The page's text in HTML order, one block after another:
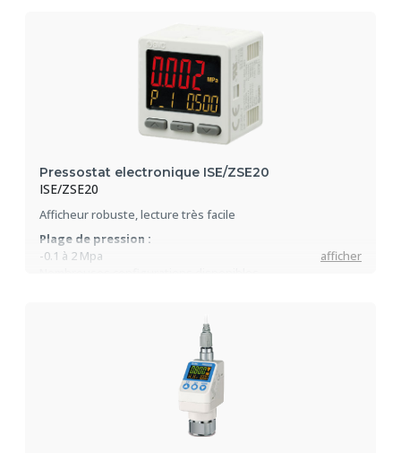
Pressostat electronique ISE/ZSE20
ISE/ZSE20
Afficheur robuste, lecture très facile
Plage de pression :
-0.1 à 2 Mpa
afficher